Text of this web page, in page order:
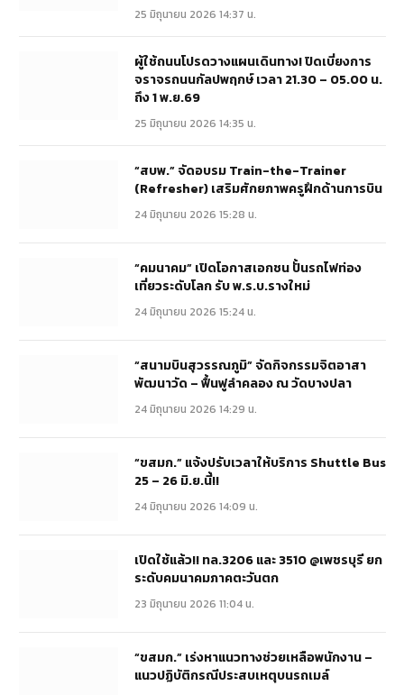
25 มิถุนายน 2026 14:37 น.
ผู้ใช้ถนนโปรดวางแผนเดินทาง! ปิดเบี่ยงการ
จราจรถนนกัลปพฤกษ์ เวลา 21.30 – 05.00 น.
ถึง 1 พ.ย.69
25 มิถุนายน 2026 14:35 น.
“สบพ.” จัดอบรม Train-the-Trainer
(Refresher) เสริมศักยภาพครูฝึกด้านการบิน
24 มิถุนายน 2026 15:28 น.
“คมนาคม” เปิดโอกาสเอกชน ปั้นรถไฟท่อง
เที่ยวระดับโลก รับ พ.ร.บ.รางใหม่
24 มิถุนายน 2026 15:24 น.
“สนามบินสุวรรณภูมิ” จัดกิจกรรมจิตอาสา
พัฒนาวัด – ฟื้นฟูลำคลอง ณ วัดบางปลา
24 มิถุนายน 2026 14:29 น.
“ขสมก.” แจ้งปรับเวลาให้บริการ Shuttle Bus
25 – 26 มิ.ย.นี้!!
24 มิถุนายน 2026 14:09 น.
เปิดใช้แล้ว!! ทล.3206 และ 3510 @เพชรบุรี ยก
ระดับคมนาคมภาคตะวันตก
23 มิถุนายน 2026 11:04 น.
“ขสมก.” เร่งหาแนวทางช่วยเหลือพนักงาน –
แนวปฏิบัติกรณีประสบเหตุบนรถเมล์